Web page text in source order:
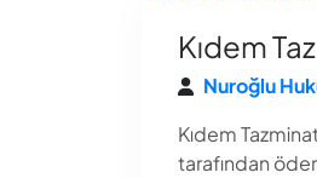
Kıdem
Nuroğlu
Kıdem
tarafından